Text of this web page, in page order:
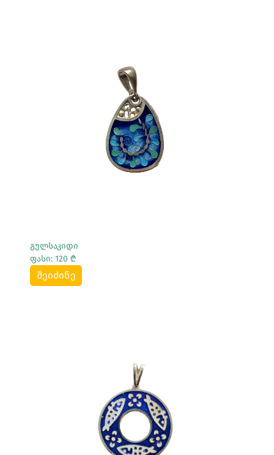
Სრულად Ნახვა
გულსაკიდი
ფასი: 120 ₾
შეიძინე
Სრულად Ნახვა